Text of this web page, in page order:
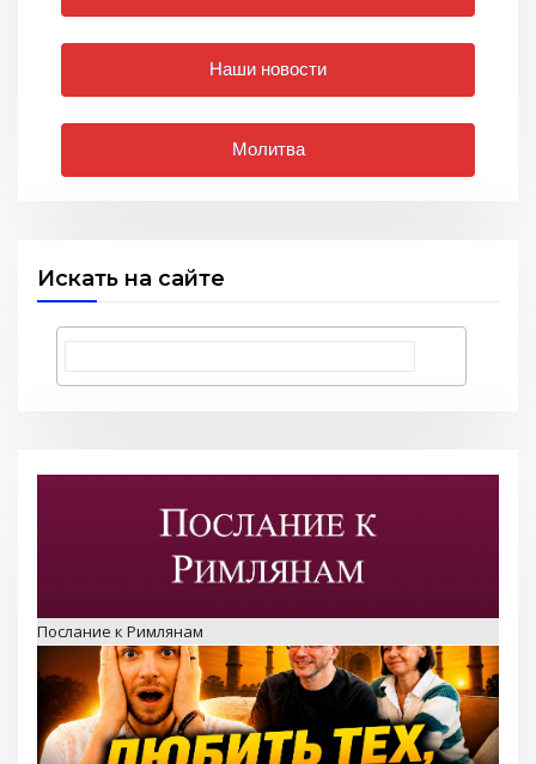
Наши новости
Молитва
Искать на сайте
Любить тех, кого все отвергли — Стэн и Лана — Илья
Корефан